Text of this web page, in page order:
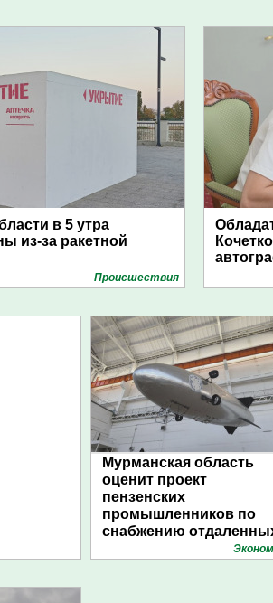
в 5 утра
из-за ракетной
Проиcшествия
Мурманская область
оценит проект
пензенских
промышленников по
снабжению
поселений с помощью